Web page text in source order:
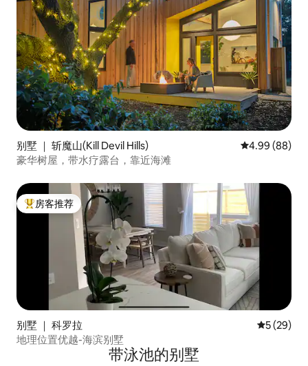
别墅 ｜ 斩魔山(Kill Devil Hills) 平均评分 4.99
4.99 (88)
豪华树屋，带水疗露台，靠近海滩
热门「房客推荐」
房客推荐
别墅 ｜ 科罗拉 平均评分
5 (29)
地理位置优越-海滨别墅
带泳池的别墅